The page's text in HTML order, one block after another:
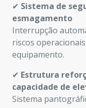
✔ Sistema de
esmagamento
Interrupção
riscos
equipamento.
✔ Estrutura
capacidade de
Sistema